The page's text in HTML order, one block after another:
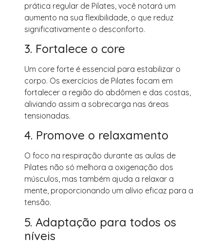
prática regular de Pilates, você notará um
aumento na sua flexibilidade, o que reduz
significativamente o desconforto.
3. Fortalece o core
Um core forte é essencial para estabilizar o
corpo. Os exercícios de Pilates focam em
fortalecer a região do abdômen e das costas,
aliviando assim a sobrecarga nas áreas
tensionadas.
4. Promove o relaxamento
O foco na respiração durante as aulas de
Pilates não só melhora a oxigenação dos
músculos, mas também ajuda a relaxar a
mente, proporcionando um alívio eficaz para a
tensão.
5. Adaptação para todos os
níveis